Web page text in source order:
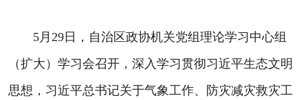
5月29日，自治区政协机关党组理论学习中心组
（扩大）学习会召开，深入学习贯彻习近平生态文明
思想，习近平总书记关于气象工作、防灾减灾救灾工